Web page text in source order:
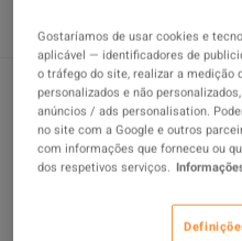
MAGIX Music
Digital
avaliações
Gostaríamos de usar cookies e
aplicável — identificadores de
o tráfego do site, realizar a medição
personalizados e não
anúncios / ads personalisation.
no site com a Google e outros
com informações que forneceu ou
dos respetivos serviços.